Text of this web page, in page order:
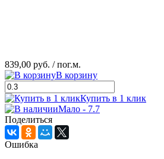
839,00 руб. / пог.м.
В корзину
Купить в 1 клик
Мало - 7.7
Поделиться
Ошибка